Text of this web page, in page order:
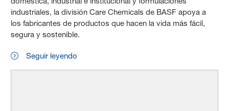
industriales, la división Care Chemicals de BASF apoya a
los fabricantes de productos que hacen la vida más fácil,
segura y sostenible.
Seguir leyendo